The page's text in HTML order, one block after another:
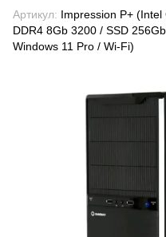
Артикул: Impression P+
DDR4 8Gb 3200 / SSD
Windows 11 Pro / Wi-Fi)